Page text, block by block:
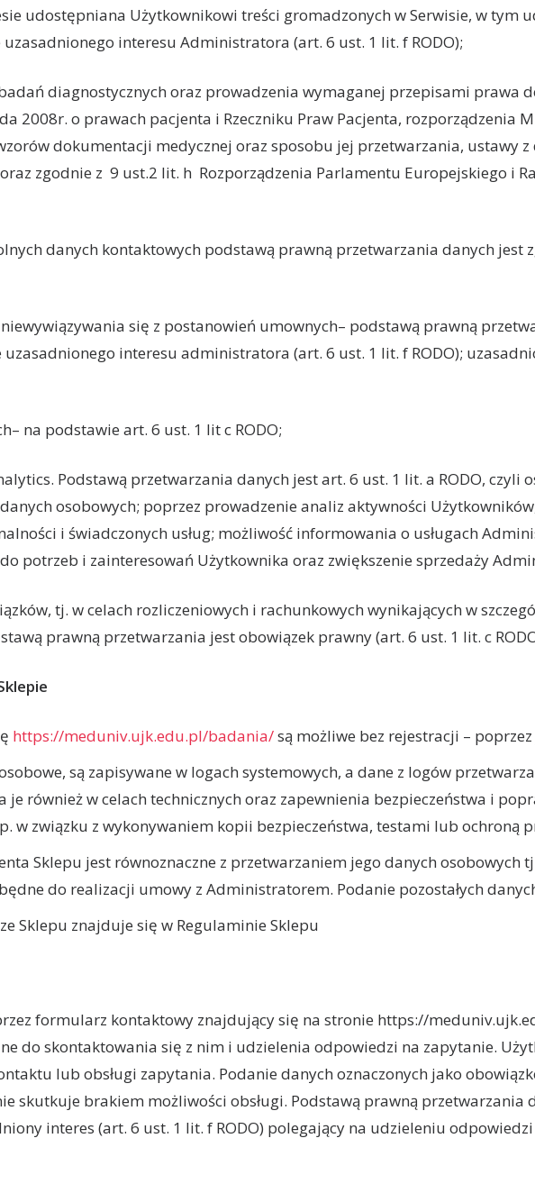
udostępniana Użytkownikowi treści gromadzonych w Serwisie, w tym
interesu Administratora (art. 6 ust. 1 lit. f RODO);
diagnostycznych oraz prowadzenia wymaganej przepisami prawa
2008r. o prawach pacjenta i Rzeczniku Praw Pacjenta, rozporządzenia
dokumentacji medycznej oraz sposobu jej przetwarzania, ustawy
zgodnie z 9 ust.2 lit. h Rozporządzenia Parlamentu Europejskiego i
danych kontaktowych podstawą prawną przetwarzania danych jest
się z postanowień umownych– podstawą prawną
interesu administratora (art. 6 ust. 1 lit. f RODO);
na podstawie art. 6 ust. 1 lit c RODO;
Podstawą przetwarzania danych jest art. 6 ust. 1 lit. a RODO, czyli
osobowych; poprzez prowadzenie analiz aktywności
i świadczonych usług; możliwość informowania o usługach
potrzeb i zainteresowań Użytkownika oraz zwiększenie sprzedaży
tj. w celach rozliczeniowych i rachunkowych wynikających w
prawną przetwarzania jest obowiązek prawny (art. 6 ust. 1 lit. c
https://meduniv.ujk.edu.pl/badania/są możliwe bez rejestracji –
są zapisywane w logach systemowych, a dane z logów
również w celach technicznych oraz zapewnienia bezpieczeństwa i
w związku z wykonywaniem kopii bezpieczeństwa, testami lub ochroną
Sklepu jest równoznaczne z przetwarzaniem jego danych osobowych
do realizacji umowy z Administratorem. Podanie pozostałych
Sklepu znajduje się w Regulaminie Sklepu
formularz kontaktowy znajdujący się na stronie https://
do skontaktowania się z nim i udzielenia odpowiedzi na zapytanie.
lub obsługi zapytania. Podanie danych oznaczonych jako
skutkuje brakiem możliwości obsługi. Podstawą prawną przetwarzania
interes (art. 6 ust. 1 lit. f RODO) polegający na udzieleniu